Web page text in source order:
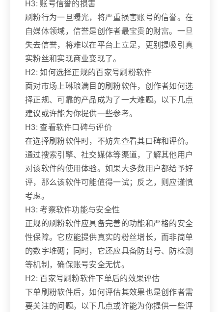
H3: 账号信誉的损害
刷粉行为一旦曝光，将严重损害账号的信誉。在
自媒体领域，信誉是创作者最宝贵的财富。一旦
失去信誉，将难以在平台上立足，更别提吸引真
实粉丝和实现商业变现了。
H2: 如何选择正规的百家号刷粉软件
面对市场上琳琅满目的刷粉软件，创作者如何选
择正规、可靠的产品成为了一大难题。以下几点
建议或许能为你提供一些参考。
H3: 查看软件口碑与评价
在选择刷粉软件时，不妨先查看其口碑和评价。
通过搜索引擎、社交媒体等渠道，了解其他用户
对该软件的使用体验。如果大多数用户都给予好
评，那么该软件可能值得一试；反之，则应谨慎
考虑。
H3: 考察软件功能与安全性
正规的刷粉软件应具备完善的功能和严格的安全
性保障。它应能提供真实的粉丝增长，而非简单
的数字堆砌；同时，它还应具备防封号、防检测
等机制，确保账号安全无忧。
H2: 百家号刷粉软件下单后的效果评估
下单刷粉软件后，如何评估其效果也是创作者需
要关注的问题。以下几点或许能为你提供一些评